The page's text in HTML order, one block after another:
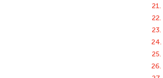
21.
22.
23.
24.
25.
26.